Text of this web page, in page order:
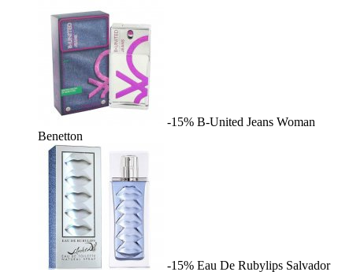
-15% B-United Jeans Woman
Benetton
-15% Eau De Rubylips Salvador